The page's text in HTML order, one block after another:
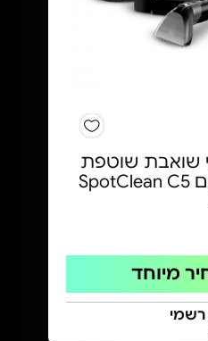
שואבת שוטפת
חוטית - דגם SpotClean C5
מיוחד
רשמי